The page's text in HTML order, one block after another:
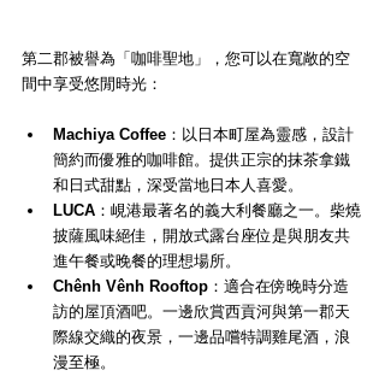
第二郡被譽為「咖啡聖地」，您可以在寬敞的空
間中享受悠閒時光：
Machiya Coffee ：以日本町屋為靈感，設計
簡約而優雅的咖啡館。提供正宗的抹茶拿鐵
和日式甜點，深受當地日本人喜愛。
LUCA ：峴港最著名的義大利餐廳之一。柴燒
披薩風味絕佳，開放式露台座位是與朋友共
進午餐或晚餐的理想場所。
Chênh Vênh Rooftop ：適合在傍晚時分造
訪的屋頂酒吧。一邊欣賞西貢河與第一郡天
際線交織的夜景，一邊品嚐特調雞尾酒，浪
漫至極。